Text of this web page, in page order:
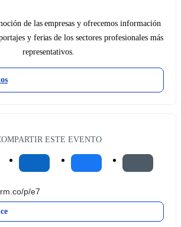
de las empresas y ofrecemos información
y ferias de los sectores profesionales más
representativos.
ESTE EVENTO